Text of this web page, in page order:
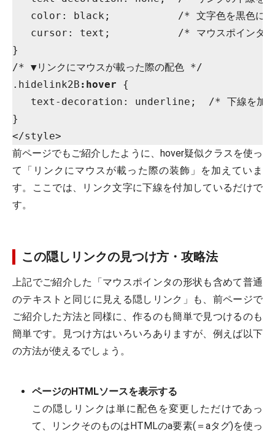
color: black;           /* 文字色を黒色に
cursor: text;           /* マウスポインタの
}
/* ▼リンクにマウスが載った際の配色 */
.hidelink2B :hover {
text-decoration: underline;  /* 下線を加
}
前ページでもご紹介したように、hover疑似クラスを使っ
て「リンクにマウスが載った際の装飾」を加えていま
す。ここでは、リンク文字に下線を付加しているだけで
す。
この隠しリンクの見つけ方・攻略法
上記でご紹介した「マウスポインタの形状も含めて普通
のテキストと同じに見える隠しリンク」も、前ページで
ご紹介した方法と同様に、作るのも簡単で見つけるのも
簡単です。見つけ方はいろいろありますが、例えば以下
の方法が使えるでしょう。
ページのHTMLソースを表示する
この隠しリンクは単に配色を変更しただけであっ
て、リンクそのものはHTMLのa要素(＝aタグ)を使っ